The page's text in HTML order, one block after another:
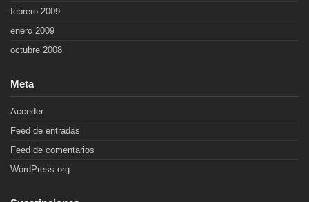
febrero 2009
enero 2009
octubre 2008
Meta
Acceder
Feed de entradas
Feed de comentarios
WordPress.org